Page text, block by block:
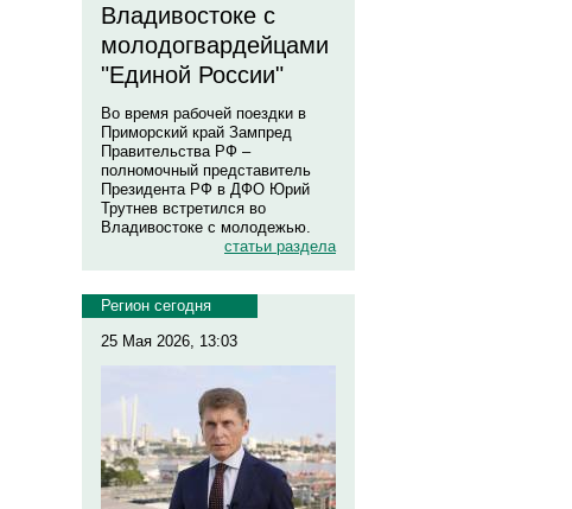
Владивостоке с
молодогвардейцами
"Единой России"
Во время рабочей поездки в
Приморский край Зампред
Правительства РФ –
полномочный представитель
Президента РФ в ДФО Юрий
Трутнев встретился во
Владивостоке с молодежью.
статьи раздела
Регион сегодня
25 Мая 2026, 13:03